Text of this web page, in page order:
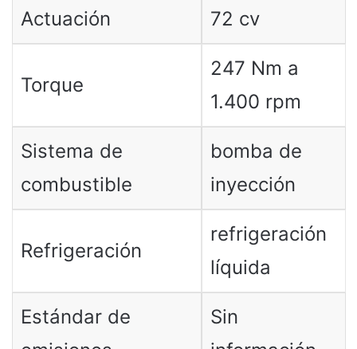
Actuación 72 cv
Torque
247 Nm a
1.400 rpm
Sistema de
combustible
bomba de
inyección
Refrigeración
refrigeración
líquida
Estándar de
Sin